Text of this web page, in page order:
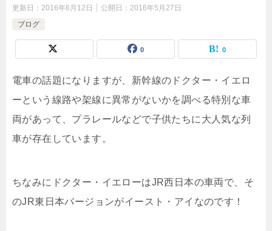
更新日： 2016年6月12日 公開日： 2016年5月27日
ブログ
0 0
電車の話題になりますが、新幹線のドクター・イエロ
ーという線路や架線に異常がないかを調べる特別な車
両があって、プラレールなどで子供たちに大人気な列
車が存在しています。
ちなみにドクター・イエローはJR西日本の車両で、そ
のJR東日本バージョンがイースト・アイなのです！